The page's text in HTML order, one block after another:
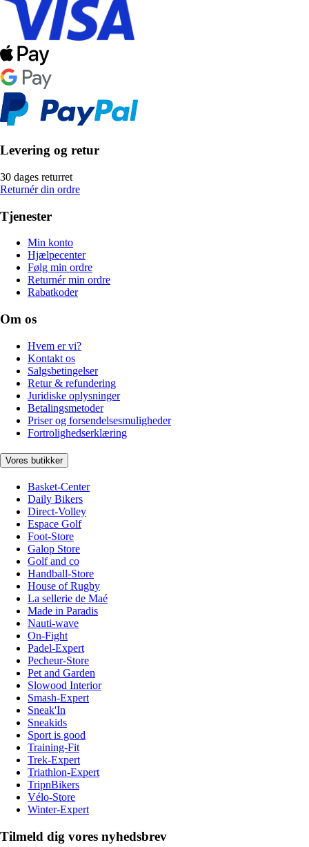
Levering og retur
30 dages returret
Returnér din ordre
Tjenester
Min konto
Hjælpecenter
Følg min ordre
Returnér min ordre
Rabatkoder
Om os
Hvem er vi?
Kontakt os
Salgsbetingelser
Retur & refundering
Juridiske oplysninger
Betalingsmetoder
Priser og forsendelsesmuligheder
Fortrolighedserklæring
Vores butikker
Basket-Center
Daily Bikers
Direct-Volley
Espace Golf
Foot-Store
Galop Store
Golf and co
Handball-Store
House of Rugby
La sellerie de Maé
Made in Paradis
Nauti-wave
On-Fight
Padel-Expert
Pecheur-Store
Pet and Garden
Slowood Interior
Smash-Expert
Sneak'In
Sneakids
Sport is good
Training-Fit
Trek-Expert
Triathlon-Expert
TripnBikers
Vélo-Store
Winter-Expert
Tilmeld dig vores nyhedsbrev